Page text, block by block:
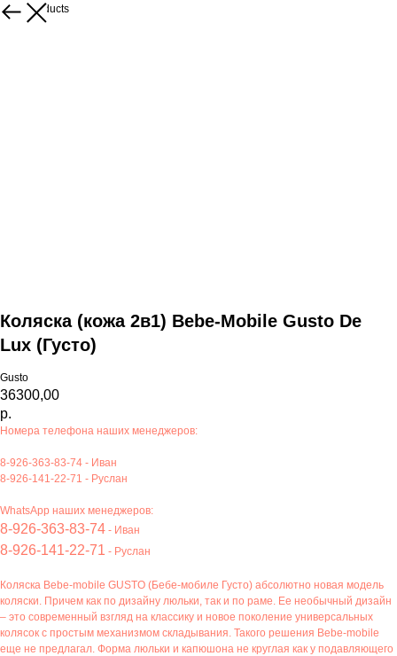
More products
Коляска (кожа 2в1) Bebe-Mobile Gusto De
Lux (Густо)
Gusto
36300,00
р.
Номера телефона наших менеджеров:
8-926-363-83-74 - Иван
8-926-141-22-71 - Руслан
WhatsApp наших менеджеров:
8-926-363-83-74 - Иван
8-926-141-22-71 - Руслан
Коляска Bebe-mobile GUSTO (Бебе-мобиле Густо) абсолютно новая модель
коляски. Причем как по дизайну люльки, так и по раме. Ее необычный дизайн
– это современный взгляд на классику и новое поколение универсальных
колясок с простым механизмом складывания. Такого решения Bebe-mobile
еще не предлагал. Форма люльки и капюшона не круглая как у подавляющего